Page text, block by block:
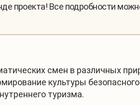
проекта! Все подробности
смен в различных
культуры
туризма.